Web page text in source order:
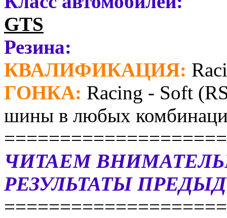
GTS
Резина:
КВАЛИФИКАЦИЯ:
ГОНКА: Racing - Soft
шины в любых
ЧИТАЕМ
РЕЗУЛЬТАТЫ